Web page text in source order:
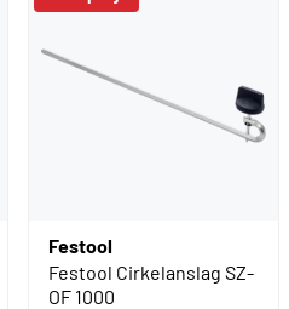
Festool
Festool Cirkelanslag SZ-
OF 1000